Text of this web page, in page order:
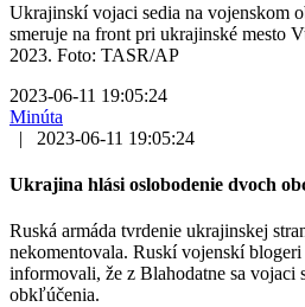
Ukrajinskí vojaci sedia na vojenskom
smeruje na front pri ukrajinské mesto
2023. Foto: TASR/AP
2023-06-11 19:05:24
Minúta
|
2023-06-11 19:05:24
Ukrajina hlási oslobodenie dvoch
Ruská armáda tvrdenie ukrajinskej
nekomentovala. Ruskí vojenskí
informovali, že z Blahodatne sa vojaci
obkľúčenia.